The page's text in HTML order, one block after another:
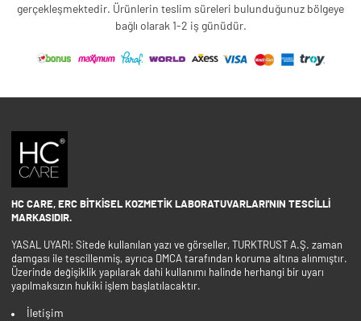
gerçekleşmektedir. Ürünlerin teslim süreleri bulunduğunuz bölgeye
bağlı olarak 1-2 iş günüdür.
HC CARE, ERC BITKISEL KOZMETIK LABORATUVARLARI'NIN TESCILLI
MARKASIDIR.
YASAL UYARI: Sitede kullanılan yazı ve görseller, TURKTRUST A.Ş. zaman
damgası ile tescillenmiş, ayrıca DMCA tarafından koruma altına alınmıştır.
Üzerinde değişiklik yapılarak dahi kullanımı halinde herhangi bir uyarı
yapılmaksızın hukiki işlem başlatılacaktır.
İletişim